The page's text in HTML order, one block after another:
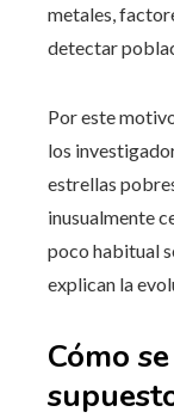
metales,
detectar
Por este
los
estrellas
inusualmente
poco habitual
explican la
Cómo